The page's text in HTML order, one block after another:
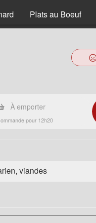
Plats au Boeuf
À emporter
pour 12h20
viandes